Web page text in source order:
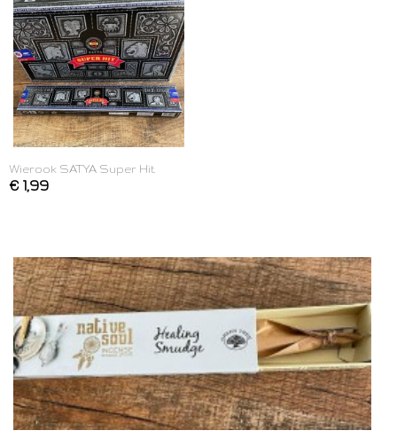
Wierook SATYA Super Hit
€ 1,99